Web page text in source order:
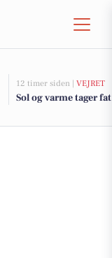
12 timer siden | VEJRET
Sol og varme tager